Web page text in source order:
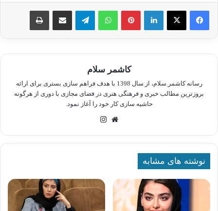
لینکدین پینترستواتس آپ تلگرام اشتراک گذاری از طریق ایمیل چاپ
کاشمر سلام
رسانه کاشمر سلام، از سال 1398 با هدف فراهم سازی بستری برای ارائه
بروزترین مطالب خبری و فرهنگی هنری در فضای مجازی با دوری از هرگونه
حاشیه سازی کار خود را آغاز نمود.
وبسایت
نوشته های مشابه